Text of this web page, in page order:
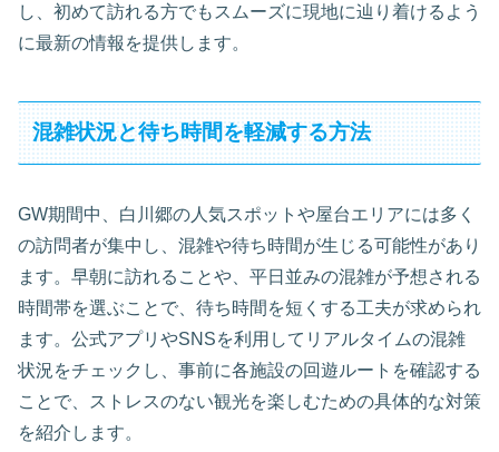
し、初めて訪れる方でもスムーズに現地に辿り着けるよう
に最新の情報を提供します。
混雑状況と待ち時間を軽減する方法
GW期間中、白川郷の人気スポットや屋台エリアには多く
の訪問者が集中し、混雑や待ち時間が生じる可能性があり
ます。早朝に訪れることや、平日並みの混雑が予想される
時間帯を選ぶことで、待ち時間を短くする工夫が求められ
ます。公式アプリやSNSを利用してリアルタイムの混雑
状況をチェックし、事前に各施設の回遊ルートを確認する
ことで、ストレスのない観光を楽しむための具体的な対策
を紹介します。